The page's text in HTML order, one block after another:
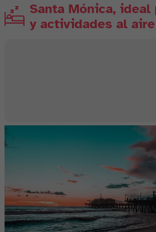
Santa Mónica, ideal
y actividades al